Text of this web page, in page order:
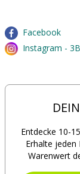
Facebook
Instagram -
Entdecke 10-
Erhalte jeden
Warenwert